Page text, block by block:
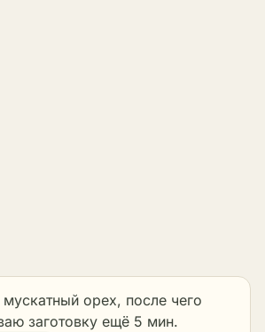
орех, после чего
заготовку ещё 5 мин.